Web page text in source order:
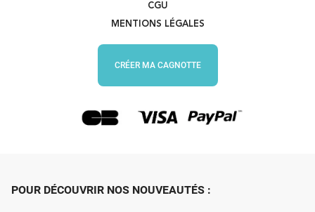
CGU
MENTIONS LÉGALES
CRÉER MA CAGNOTTE
POUR DÉCOUVRIR NOS NOUVEAUTÉS :